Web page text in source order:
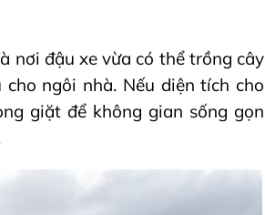
nơi đậu xe vừa có thể trồng cây
ngôi nhà. Nếu diện tích cho
giặt để không gian sống gọn